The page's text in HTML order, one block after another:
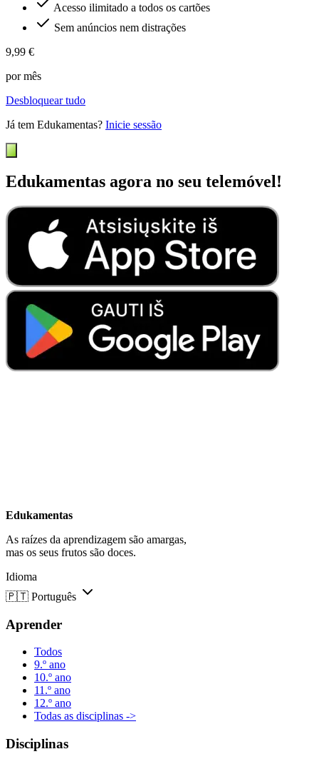
Acesso ilimitado a todos os cartões
Sem anúncios nem distrações
9,99 €
por mês
Desbloquear tudo
Já tem Edukamentas? Inicie sessão
Edukamentas agora no seu telemóvel!
Edukamentas
As raízes da aprendizagem são amargas,
mas os seus frutos são doces.
Idioma
🇵🇹 Português
Aprender
Todos
9.º ano
10.º ano
11.º ano
12.º ano
Todas as disciplinas ->
Disciplinas